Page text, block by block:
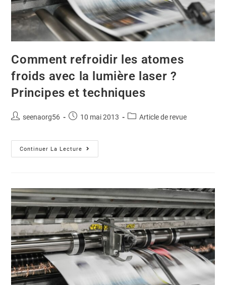
Comment refroidir les atomes
froids avec la lumière laser ?
Principes et techniques
seenaorg56 10 mai 2013 Article de revue
Continuer La Lecture